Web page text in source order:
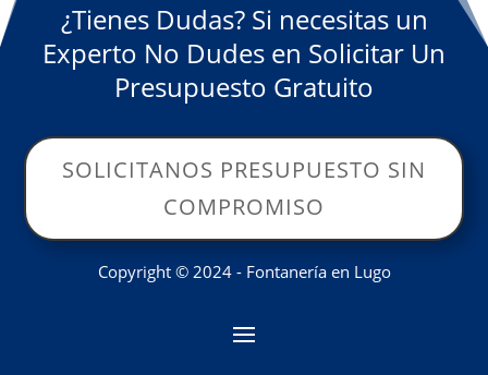
¿Tienes Dudas? Si necesitas un
Experto No Dudes en Solicitar Un
Presupuesto Gratuito
SOLICITANOS PRESUPUESTO SIN
COMPROMISO
Copyright © 2024 - Fontanería en Lugo